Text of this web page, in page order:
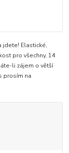
jdete! Elastické,
pro všechny, 14
li zájem o větší
prosím na